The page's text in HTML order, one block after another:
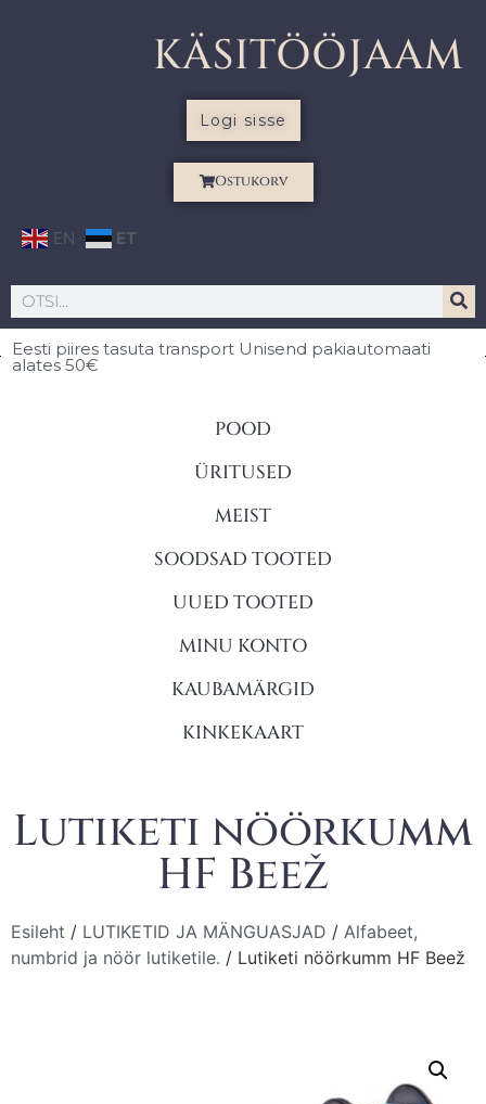
KÄSITÖÖJAAM
Logi sisse
Ostukorv
EN ET
Eesti piires tasuta transport Unisend pakiautomaati
alates 50€
POOD
ÜRITUSED
MEIST
SOODSAD TOOTED
UUED TOOTED
MINU KONTO
KAUBAMÄRGID
KINKEKAART
Lutiketi nöörkumm
HF Beež
Esileht / LUTIKETID JA MÄNGUASJAD / Alfabeet,
numbrid ja nöör lutiketile. / Lutiketi nöörkumm HF Beež